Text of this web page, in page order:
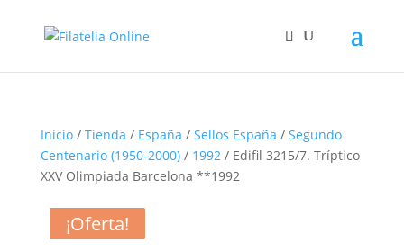
Inicio/ Tienda / España / Sellos España / Segundo
Centenario (1950-2000)/ 1992/ Edifil 3215/7. Tríptico
XXV Olimpiada Barcelona **1992
¡Oferta!
¡Oferta!
¡Oferta!
¡Oferta!